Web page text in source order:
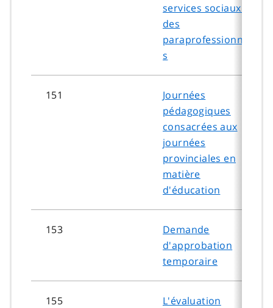
services sociaux et
des
paraprofessionnel
s
151
Journées
pédagogiques
consacrées aux
journées
provinciales en
matière
d'éducation
153
Demande
d'approbation
temporaire
155
L'évaluation